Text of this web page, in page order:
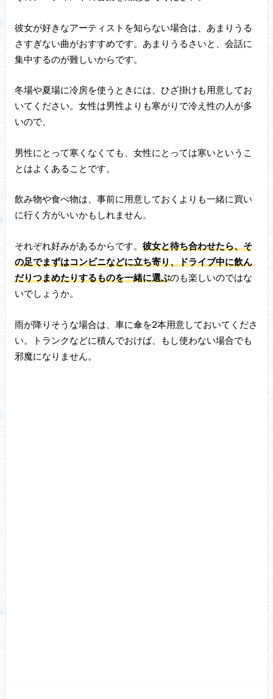
彼女が好きなアーティストを知らない場合は、あまりうる
さすぎない曲がおすすめです。あまりうるさいと、会話に
集中するのが難しいからです。
冬場や夏場に冷房を使うときには、ひざ掛けも用意してお
いてください。女性は男性よりも寒がりで冷え性の人が多
いので、
男性にとって寒くなくても、女性にとっては寒いというこ
とはよくあることです。
飲み物や食べ物は、事前に用意しておくよりも一緒に買い
に行く方がいいかもしれません。
それぞれ好みがあるからです。 彼女と待ち合わせたら、そ
の足でまずはコンビニなどに立ち寄り、ドライブ中に飲ん
だりつまめたりするものを一緒に選ぶのも楽しいのではな
いでしょうか。
雨が降りそうな場合は、車に傘を2本用意しておいてくださ
い。トランクなどに積んでおけば、もし使わない場合でも
邪魔になりません。